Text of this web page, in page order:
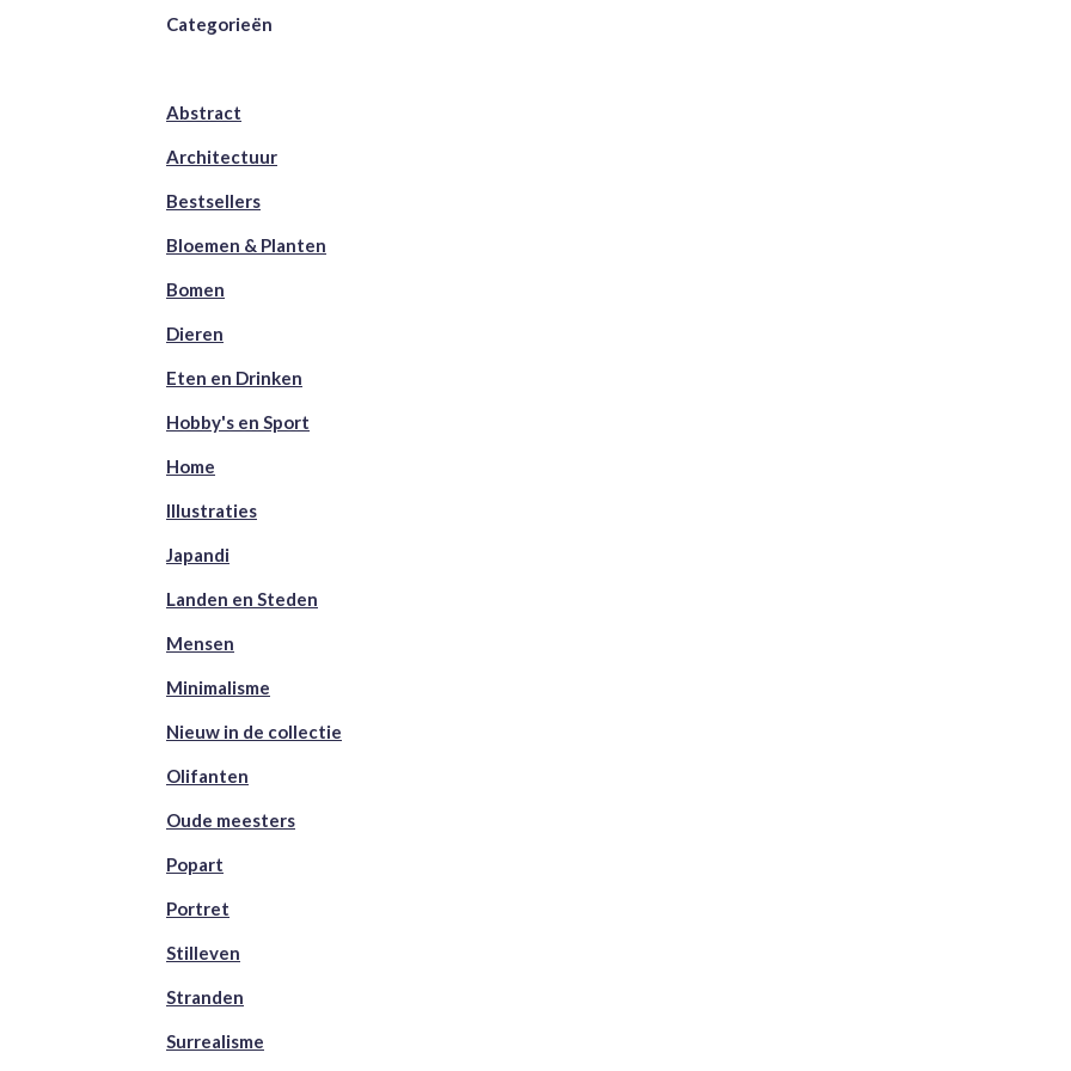
Categorieën
Abstract
Architectuur
Bestsellers
Bloemen & Planten
Bomen
Dieren
Eten en Drinken
Hobby's en Sport
Home
Illustraties
Japandi
Landen en Steden
Mensen
Minimalisme
Nieuw in de collectie
Olifanten
Oude meesters
Popart
Portret
Stilleven
Stranden
Surrealisme